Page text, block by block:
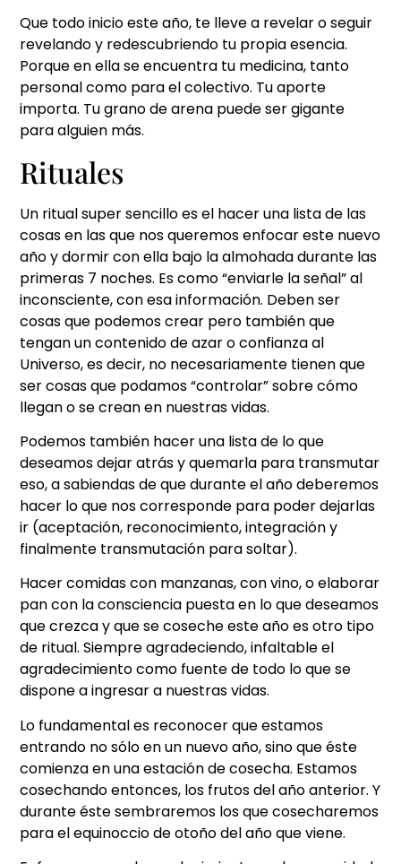
Que todo inicio este año, te lleve a revelar o seguir
revelando y redescubriendo tu propia esencia.
Porque en ella se encuentra tu medicina, tanto
personal como para el colectivo. Tu aporte
importa. Tu grano de arena puede ser gigante
para alguien más.
Rituales
Un ritual super sencillo es el hacer una lista de las
cosas en las que nos queremos enfocar este nuevo
año y dormir con ella bajo la almohada durante las
primeras 7 noches. Es como “enviarle la señal” al
inconsciente, con esa información. Deben ser
cosas que podemos crear pero también que
tengan un contenido de azar o confianza al
Universo, es decir, no necesariamente tienen que
ser cosas que podamos “controlar” sobre cómo
llegan o se crean en nuestras vidas.
Podemos también hacer una lista de lo que
deseamos dejar atrás y quemarla para transmutar
eso, a sabiendas de que durante el año deberemos
hacer lo que nos corresponde para poder dejarlas
ir (aceptación, reconocimiento, integración y
finalmente transmutación para soltar).
Hacer comidas con manzanas, con vino, o elaborar
pan con la consciencia puesta en lo que deseamos
que crezca y que se coseche este año es otro tipo
de ritual. Siempre agradeciendo, infaltable el
agradecimiento como fuente de todo lo que se
dispone a ingresar a nuestras vidas.
Lo fundamental es reconocer que estamos
entrando no sólo en un nuevo año, sino que éste
comienza en una estación de cosecha. Estamos
cosechando entonces, los frutos del año anterior. Y
durante éste sembraremos los que cosecharemos
para el equinoccio de otoño del año que viene.